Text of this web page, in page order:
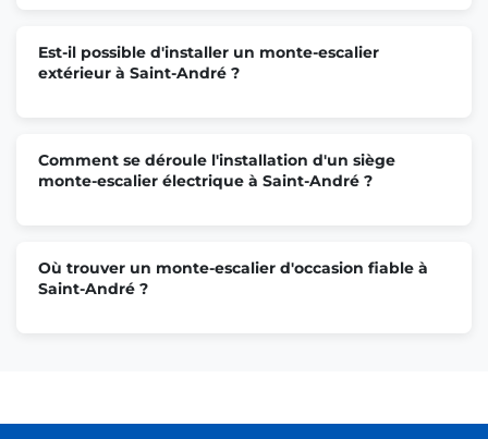
Est-il possible d'installer un monte-escalier
extérieur à Saint-André ?
Comment se déroule l'installation d'un siège
monte-escalier électrique à Saint-André ?
Où trouver un monte-escalier d'occasion fiable à
Saint-André ?